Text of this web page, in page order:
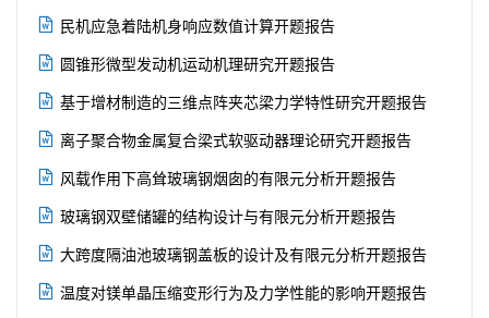
 民机应急着陆机身响应数值计算开题报告
 圆锥形微型发动机运动机理研究开题报告
 基于增材制造的三维点阵夹芯梁力学特性研究开题报告
 离子聚合物金属复合梁式软驱动器理论研究开题报告
 风载作用下高耸玻璃钢烟囱的有限元分析开题报告
 玻璃钢双壁储罐的结构设计与有限元分析开题报告
 大跨度隔油池玻璃钢盖板的设计及有限元分析开题报告
 温度对镁单晶压缩变形行为及力学性能的影响开题报告